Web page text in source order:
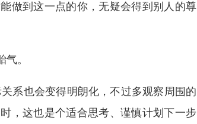
做到这一点的你，无疑会得到别人的尊
。
系也会变得明朗化，不过多观察周围的
，这也是个适合思考、谨慎计划下一步